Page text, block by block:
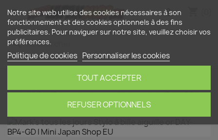
 
search
MARK'S DAYS tous les jours - Stylo en bois DAY-BP4-
TQ (rechargeable)
Notre site web utilise des cookies nécessaires à son
fonctionnement et des cookies optionnels à des fins
publicitaires. Pour naviguer sur notre site, veuillez choisir vos
préférences.
Politique de cookies Personnaliser les cookies
REFUSER OPTIONNELS
TOUT ACCEPTER